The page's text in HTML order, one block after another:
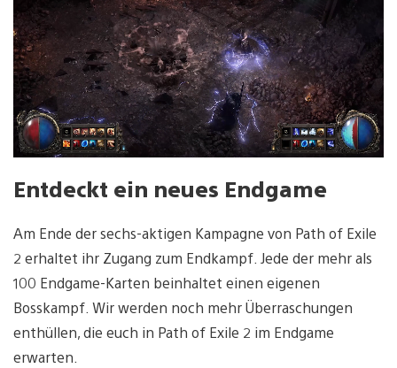
Entdeckt ein neues Endgame
Am Ende der sechs-aktigen Kampagne von Path of Exile
2 erhaltet ihr Zugang zum Endkampf. Jede der mehr als
100 Endgame-Karten beinhaltet einen eigenen
Bosskampf. Wir werden noch mehr Überraschungen
enthüllen, die euch in Path of Exile 2 im Endgame
erwarten.